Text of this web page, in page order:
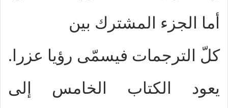
أما الجزء المشترك بين
كلّ الترجمات فيسمّى رؤيا عزرا.
يعود الكتاب الخامس إلى